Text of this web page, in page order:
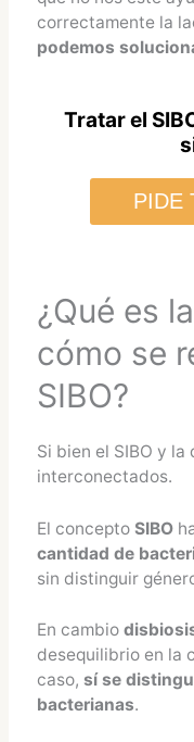
correctamente la
podemos
Tratar el
PIDE
¿Qué es
cómo se
SIBO?
Si bien el SIBO y
interconectados.
El concepto SIBO
cantidad de
sin distinguir
En cambio
desequilibrio en la
caso, sí se
bacterianas.